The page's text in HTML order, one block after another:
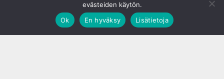
evästeiden käytön.
Ok
En hyväksy Lisätietoja